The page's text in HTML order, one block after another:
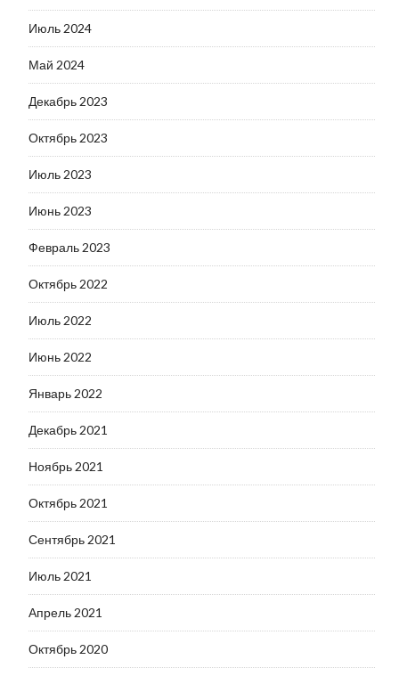
Июль 2024
Май 2024
Декабрь 2023
Октябрь 2023
Июль 2023
Июнь 2023
Февраль 2023
Октябрь 2022
Июль 2022
Июнь 2022
Январь 2022
Декабрь 2021
Ноябрь 2021
Октябрь 2021
Сентябрь 2021
Июль 2021
Апрель 2021
Октябрь 2020